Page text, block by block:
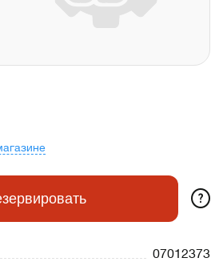
?
07012373